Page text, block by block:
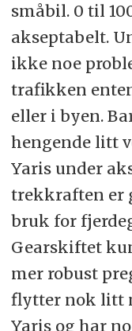
småbil. 0 til
akseptabelt.
ikke noe
trafikken
eller i byen.
hengende litt
Yaris under
trekkraften er
bruk for
Gearskiftet
mer robust
flytter nok litt
Yaris og har